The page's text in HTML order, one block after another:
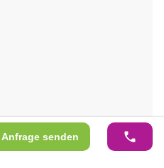
Anfrage senden